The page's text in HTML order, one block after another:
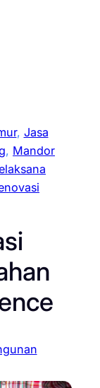
, Jasa
, Mandor